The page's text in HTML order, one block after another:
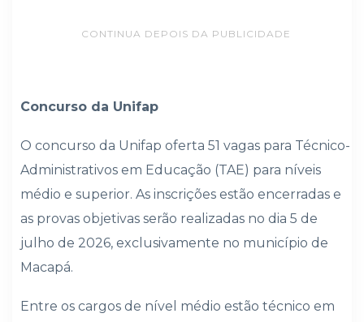
CONTINUA DEPOIS DA PUBLICIDADE
Concurso da Unifap
O concurso da Unifap oferta 51 vagas para Técnico-
Administrativos em Educação (TAE) para níveis
médio e superior. As inscrições estão encerradas e
as provas objetivas serão realizadas no dia 5 de
julho de 2026, exclusivamente no município de
Macapá.
Entre os cargos de nível médio estão técnico em